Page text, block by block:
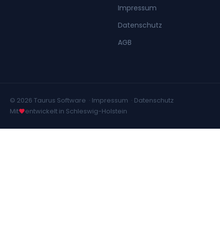
Impressum
Datenschutz
AGB
© 2026 Taurus Software · Impressum · Datenschutz
Mit
entwickelt in Schleswig-Holstein